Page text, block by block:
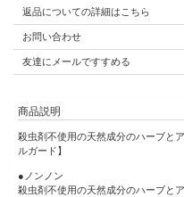
返品についての詳細はこちら
お問い合わせ
友達にメールですすめる
商品説明
殺虫剤不使用の天然成分のハーブと
ルガード】
●ノンノン
殺虫剤不使用の天然成分のハーブと